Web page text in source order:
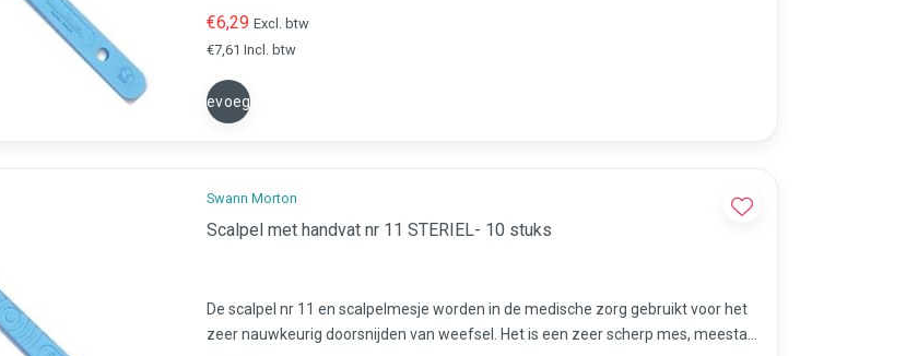
€6,29 Excl. btw
€7,61 Incl. btw
Toevoegen
Swann Morton
Scalpel met handvat nr 11 STERIEL- 10 stuks
De scalpel nr 11 en scalpelmesje worden in de medische zorg gebruikt voor het
zeer nauwkeurig doorsnijden van weefsel. Het is een zeer scherp mes, meestal